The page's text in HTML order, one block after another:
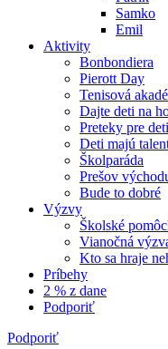
Samko
Emil
Aktivity
Bonbondiera
Pierott Day
Tenisová
Dajte deti na
Preteky pre deti
Deti majú
Školparáda
Prešov
Bude to dobré
Výzvy
Školské
Vianočná
Kto sa hraje
Príbehy
2 % z dane
Podporiť
Podporiť